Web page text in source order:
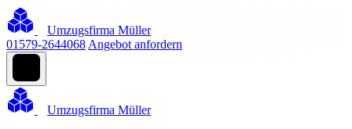
Umzugsfirma Müller
01579-2644068 Angebot anfordern
Umzugsfirma Müller